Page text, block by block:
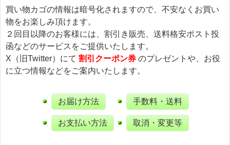
買い物カゴの情報は暗号化されますので、不安なくお買い
物をお楽しみ頂けます。
２回目以降のお客様には、割引き販売、送料格安ポスト投
函などのサービスをご提供いたします。
X（旧Twitter）にて 割引クーポン券 のプレゼントや、お役
に立つ情報などをご案内いたします。
お届け方法
お支払い方法
手数料・送料
取消・変更等